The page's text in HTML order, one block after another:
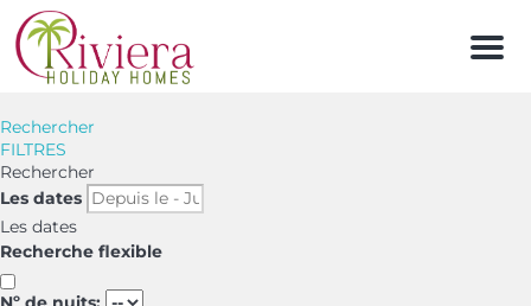
Menu
Rechercher
FILTRES
Rechercher
Les dates
Les dates
Recherche flexible